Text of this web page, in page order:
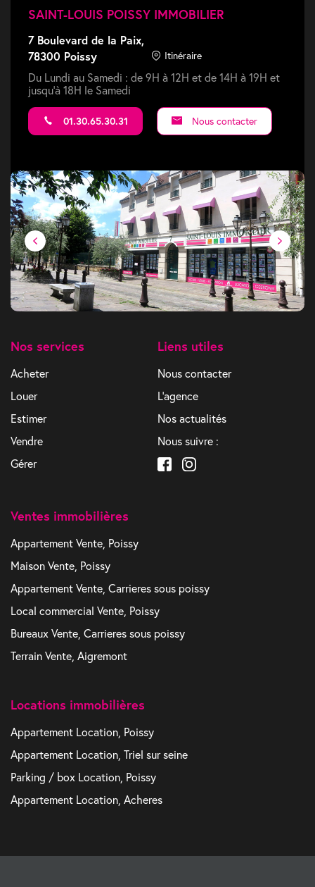
SAINT-LOUIS POISSY IMMOBILIER
7 Boulevard de la Paix,
78300 Poissy
Itinéraire
Du Lundi au Samedi : de 9H à 12H et de 14H à 19H et
jusqu'à 18H le Samedi
01.30.65.30.31 Nous contacter
Nos services
Acheter
Louer
Estimer
Vendre
Gérer
Liens utiles
Nous contacter
L'agence
Nos actualités
Nous suivre :
Ventes immobilières
Appartement Vente, Poissy
Maison Vente, Poissy
Appartement Vente, Carrieres sous poissy
Local commercial Vente, Poissy
Bureaux Vente, Carrieres sous poissy
Terrain Vente, Aigremont
Locations immobilières
Appartement Location, Poissy
Appartement Location, Triel sur seine
Parking / box Location, Poissy
Appartement Location, Acheres